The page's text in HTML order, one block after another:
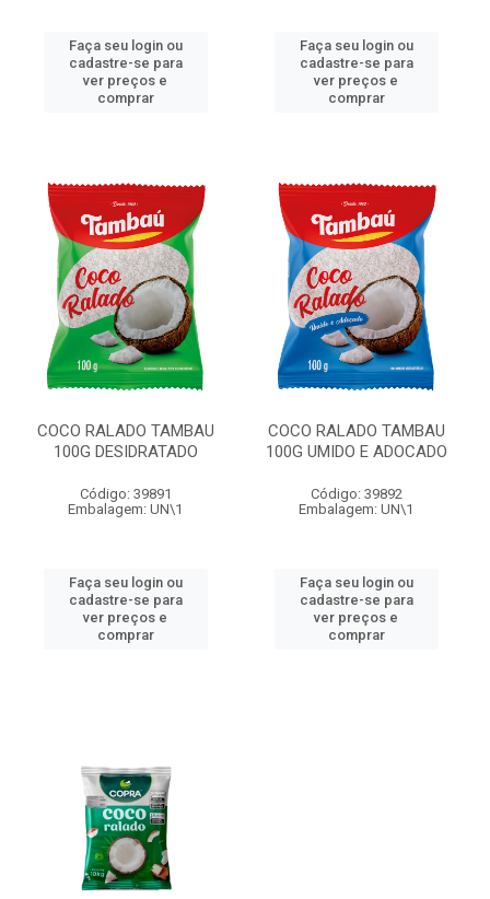
Faça seu login ou
cadastre-se para
ver preços e
comprar
Faça seu login ou
cadastre-se para
ver preços e
comprar
COCO RALADO TAMBAU
100G DESIDRATADO
Código: 39891
Embalagem: UN\1
Faça seu login ou
cadastre-se para
ver preços e
comprar
COCO RALADO TAMBAU
100G UMIDO E ADOCADO
Código: 39892
Embalagem: UN\1
Faça seu login ou
cadastre-se para
ver preços e
comprar